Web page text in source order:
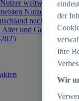
weltweit 2012-
Nutzern weltweit
nach
und Geschlecht
der
Ihre
Wir